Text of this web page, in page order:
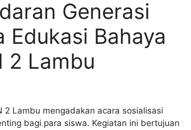
Generasi
Edukasi Bahaya
2 Lambu
2 Lambu mengadakan acara sosialisasi
bagi para siswa. Kegiatan ini bertujuan